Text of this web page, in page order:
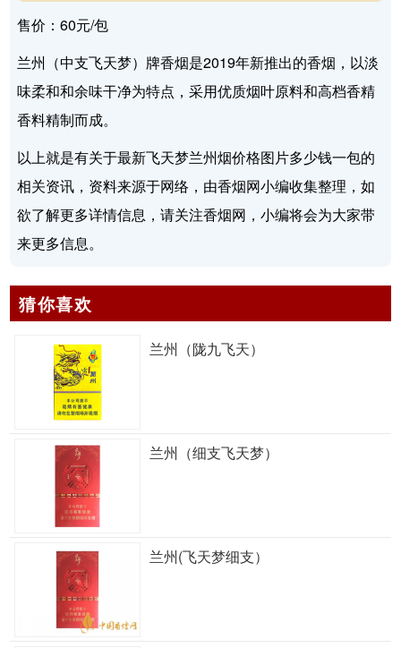
售价：60元/包
兰州（中支飞天梦）牌香烟是2019年新推出的香烟，以淡
味柔和和余味干净为特点，采用优质烟叶原料和高档香精
香料精制而成。
以上就是有关于最新飞天梦兰州烟价格图片多少钱一包的
相关资讯，资料来源于网络，由香烟网小编收集整理，如
欲了解更多详情信息，请关注香烟网，小编将会为大家带
来更多信息。
猜你喜欢
兰州（陇九飞天）
兰州（细支飞天梦）
兰州(飞天梦细支）